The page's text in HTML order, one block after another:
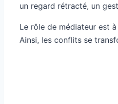
un regard rétracté, un
Le rôle de médiateur est
Ainsi, les conflits se